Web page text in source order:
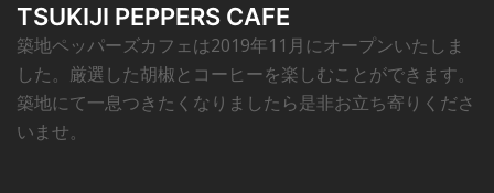
TSUKIJI PEPPERS CAFE
築地ペッパーズカフェは2019年11月にオープンいたしま
した。厳選した胡椒とコーヒーを楽しむことができます。
築地にて一息つきたくなりましたら是非お立ち寄りくださ
いませ。